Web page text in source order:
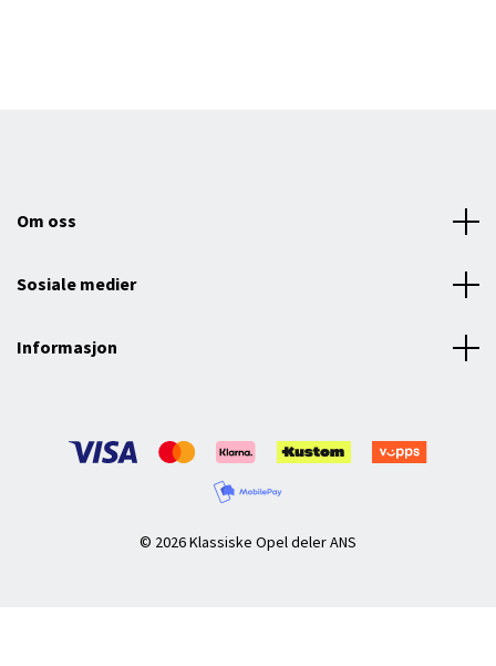
Om oss
Sosiale medier
Informasjon
© 2026 Klassiske Opel deler ANS